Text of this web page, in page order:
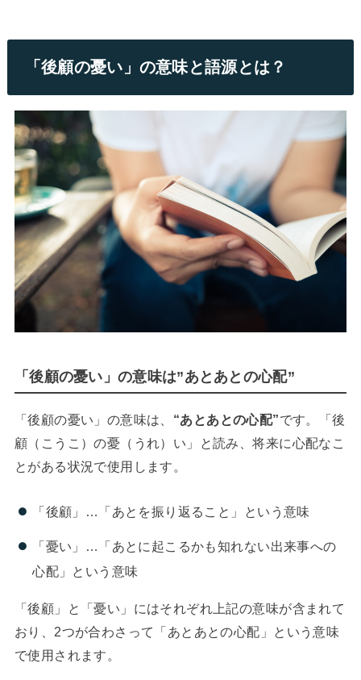
「後顧の憂い」の意味と語源とは？
「後顧の憂い」の意味は”あとあとの心配”
「後顧の憂い」の意味は、 “あとあとの心配”です。「後
顧（こうこ）の憂（うれ）い」と読み、将来に心配なこ
とがある状況で使用します。
「後顧」…「あとを振り返ること」という意味
「憂い」…「あとに起こるかも知れない出来事への
心配」という意味
「後顧」と「憂い」にはそれぞれ上記の意味が含まれて
おり、2つが合わさって「あとあとの心配」という意味
で使用されます。